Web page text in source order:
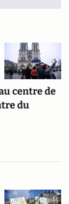
centre de
du